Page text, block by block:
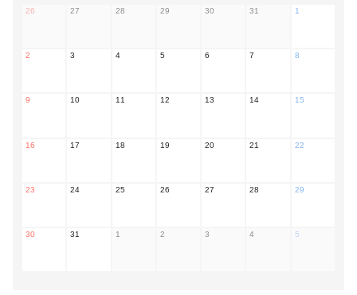
26 27 28 29 30 31 1
2 3 4 5 6 7 8
9 10 11 12 13 14 15
16 17 18 19 20 21 22
23 24 25 26 27 28 29
30 31 1 2 3 4 5